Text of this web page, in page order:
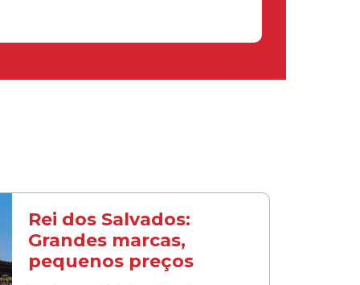
Rei dos Salvados:
Grandes marcas,
pequenos preços